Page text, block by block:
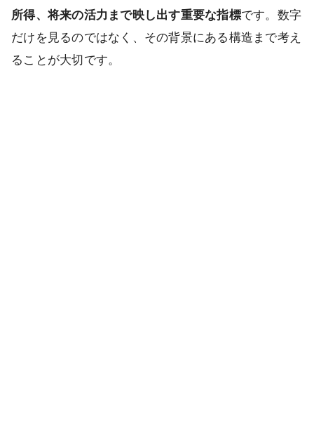
所得、将来の活力まで映し出す重要な指標です。数字
だけを見るのではなく、その背景にある構造まで考え
ることが大切です。